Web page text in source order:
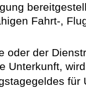
Fahrt-,
oder der
Unterkunft,